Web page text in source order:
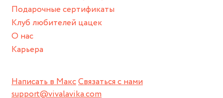
Написать в МаксСвязаться с нами
support@vivalavika.com
Подарочные сертификаты
Клуб любителей цацек
О нас
Карьера